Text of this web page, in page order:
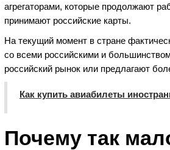
агрегаторами, которые продолжают
принимают российские карты.
На текущий момент в стране
со всеми российскими и
российский рынок или предлагают
Как купить авиабилеты
Почему так